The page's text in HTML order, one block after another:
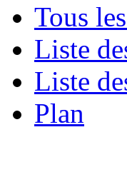
Tous
Liste
Liste
Plan